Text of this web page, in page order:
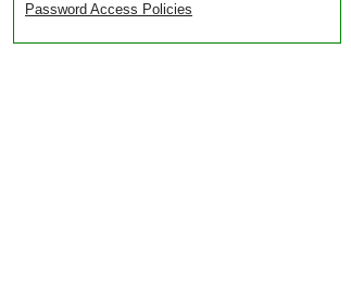
Password Access Policies